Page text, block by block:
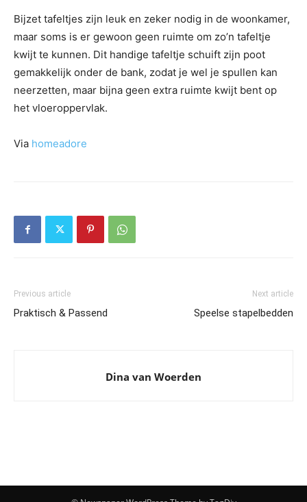
Bijzet tafeltjes zijn leuk en zeker nodig in de woonkamer,
maar soms is er gewoon geen ruimte om zo’n tafeltje
kwijt te kunnen. Dit handige tafeltje schuift zijn poot
gemakkelijk onder de bank, zodat je wel je spullen kan
neerzetten, maar bijna geen extra ruimte kwijt bent op
het vloeroppervlak.
Via homeadore
Previous article
Praktisch & Passend
Next article
Speelse stapelbedden
Dina van Woerden